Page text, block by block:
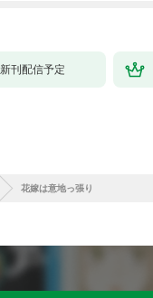
新刊配信予定
花嫁は意地っ張り